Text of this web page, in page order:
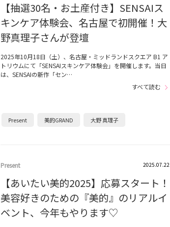
【抽選30名・お土産付き】SENSAIス
キンケア体験会、名古屋で初開催！大
野真理子さんが登壇
2025年10月18日（土）、名古屋・ミッドランドスクエア B1 ア
トリウムにて「SENSAIスキンケア体験会」を開催します。当日
は、SENSAIの新作「セン…
すべて読む
Present 美的GRAND 大野 真理子
Present 2025.07.22
【あいたい美的2025】応募スタート！
美容好きのための『美的』のリアルイ
ベント、今年もやります♡